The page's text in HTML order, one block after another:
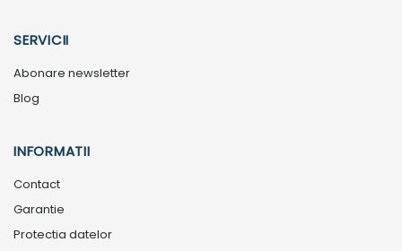
SERVICII
Abonare newsletter
Blog
INFORMATII
Contact
Garantie
Protectia datelor